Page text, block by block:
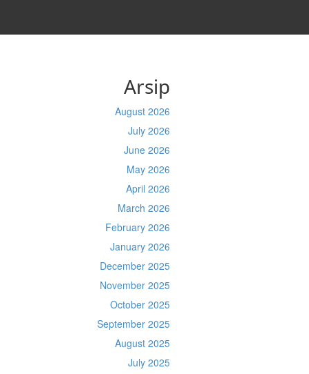
Arsip
August 2026
July 2026
June 2026
May 2026
April 2026
March 2026
February 2026
January 2026
December 2025
November 2025
October 2025
September 2025
August 2025
July 2025